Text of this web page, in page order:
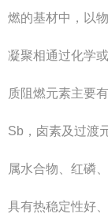
燃的基材中，以
凝聚相通过化学
质阻燃元素主要
Sb，卤素及过渡
属水合物、红磷
具有热稳定性好